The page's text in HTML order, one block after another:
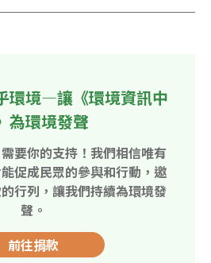
環境—讓《環境資訊中
為環境發聲
要你的支持！我們相信唯有
促成民眾的參與和行動，邀
行列，讓我們持續為環境發
聲。
前往捐款